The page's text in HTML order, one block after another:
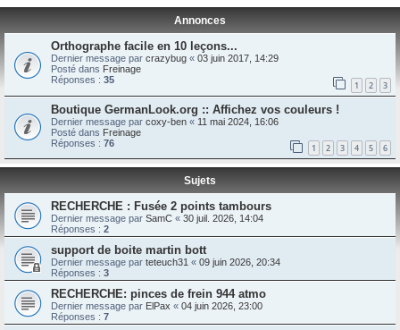
Annonces
Orthographe facile en 10 leçons...
Dernier message par crazybug « 03 juin 2017, 14:29
Posté dans Freinage
Réponses : 35 1 2 3
Boutique GermanLook.org :: Affichez vos couleurs !
Dernier message par coxy-ben « 11 mai 2024, 16:06
Posté dans Freinage
Réponses : 76 1 2 3 4 5 6
Sujets
RECHERCHE : Fusée 2 points tambours
Dernier message par SamC « 30 juil. 2026, 14:04
Réponses : 2
support de boite martin bott
Dernier message par teteuch31 « 09 juin 2026, 20:34
Réponses : 3
RECHERCHE: pinces de frein 944 atmo
Dernier message par ElPax « 04 juin 2026, 23:00
Réponses : 7